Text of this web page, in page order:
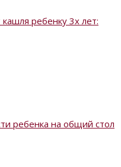
ребенку 3х лет:
ребенка на общий стол